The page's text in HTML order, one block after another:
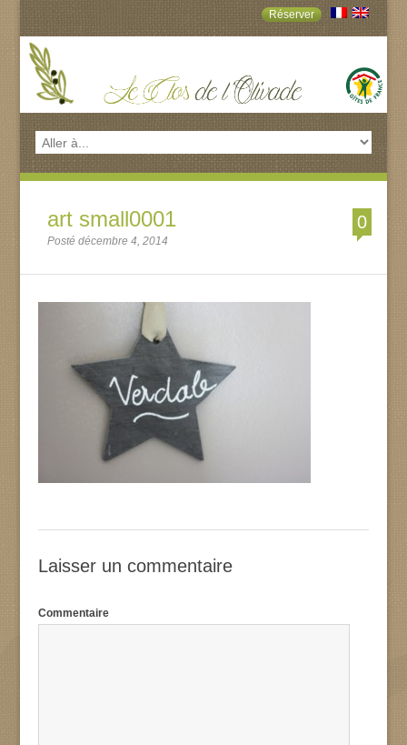
Réserver
art small0001
Posté décembre 4, 2014
0
Laisser un commentaire
Commentaire